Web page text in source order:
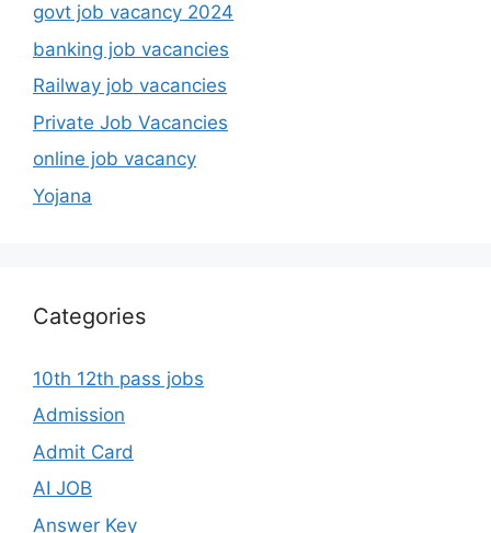
govt job vacancy 2024
banking job vacancies
Railway job vacancies
Private Job Vacancies
online job vacancy
Yojana
Categories
10th 12th pass jobs
Admission
Admit Card
AI JOB
Answer Key